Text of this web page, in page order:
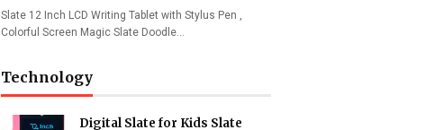
Slate 12 Inch LCD Writing Tablet with Stylus Pen ,
Colorful Screen Magic Slate Doodle…
Technology
Digital Slate for Kids Slate